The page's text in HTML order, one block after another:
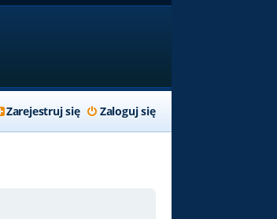
Zaloguj się
Zarejestruj się